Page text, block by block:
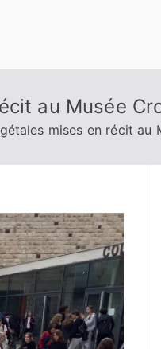
au Musée
mises en récit au